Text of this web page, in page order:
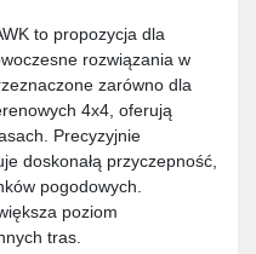
to propozycja dla
rozwiązania w
zarówno dla
4x4, oferują
Precyzyjnie
doskonałą przyczepność,
pogodowych.
poziom
tras.